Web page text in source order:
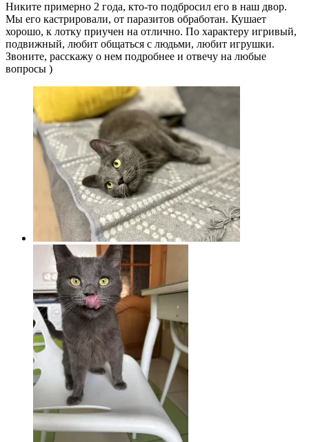
Никите примерно 2 года, кто-то подбросил его в наш двор.
Мы его кастрировали, от паразитов обработан. Кушает
хорошо, к лотку приучен на отлично. По характеру игривый,
подвижный, любит общаться с людьми, любит игрушки.
Звоните, расскажу о нем подробнее и отвечу на любые
вопросы )